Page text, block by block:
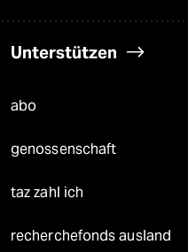
Unterstützen
abo
genossenschaft
taz zahl ich
recherchefonds ausland